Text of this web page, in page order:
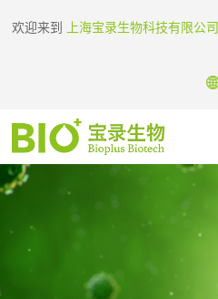
欢迎来到 上海宝录生物科技有限公司